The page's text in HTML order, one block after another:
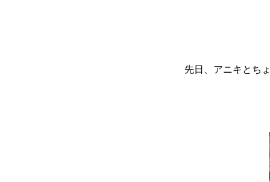
先日、アニキとち